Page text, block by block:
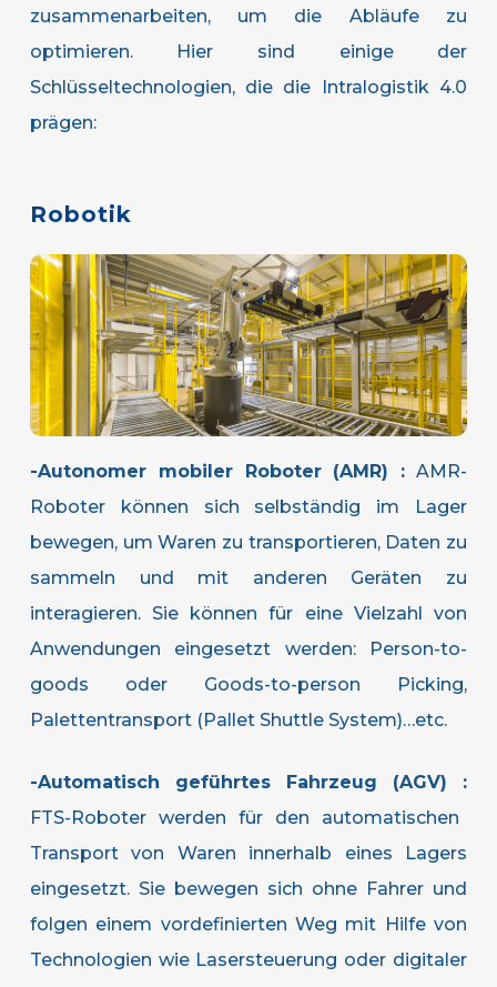
zusammenarbeiten, um die Abläufe zu
optimieren. Hier sind einige der
Schlüsseltechnologien, die die Intralogistik 4.0
prägen:
Robotik
-Autonomer mobiler Roboter (AMR) : AMR-
Roboter können sich selbständig im Lager
bewegen, um Waren zu transportieren, Daten zu
sammeln und mit anderen Geräten zu
interagieren. Sie können für eine Vielzahl von
Anwendungen eingesetzt werden: Person-to-
goods oder Goods-to-person Picking,
Palettentransport (Pallet Shuttle System)…etc.
-Automatisch geführtes Fahrzeug (AGV) :
FTS-Roboter werden für den automatischen
Transport von Waren innerhalb eines Lagers
eingesetzt. Sie bewegen sich ohne Fahrer und
folgen einem vordefinierten Weg mit Hilfe von
Technologien wie Lasersteuerung oder digitaler